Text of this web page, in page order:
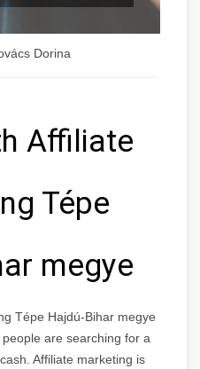
Dorina
Affiliate
Tépe
megye
Tépe Hajdú-Bihar megye
are searching for a
Affiliate marketing is